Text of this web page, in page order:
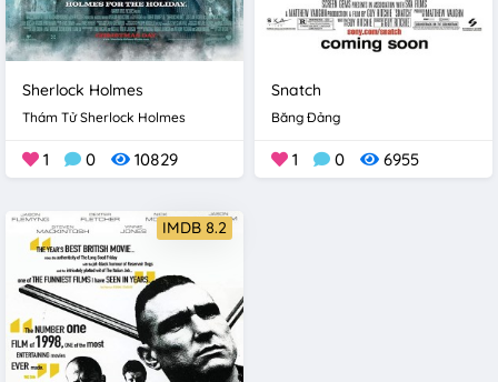
Sherlock Holmes
Thám Tử Sherlock Holmes
1 0 10829
Snatch
Băng Đảng
1 0 6955
IMDB 8.2